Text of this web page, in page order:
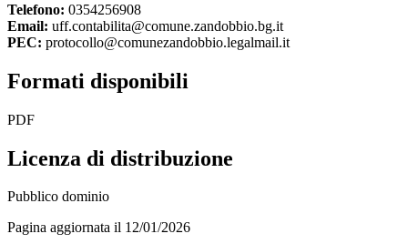
Telefono: 0354256908
Email: uff.contabilita@comune.zandobbio.bg.it
PEC: protocollo@comunezandobbio.legalmail.it
Formati disponibili
PDF
Licenza di distribuzione
Pubblico dominio
Pagina aggiornata il 12/01/2026